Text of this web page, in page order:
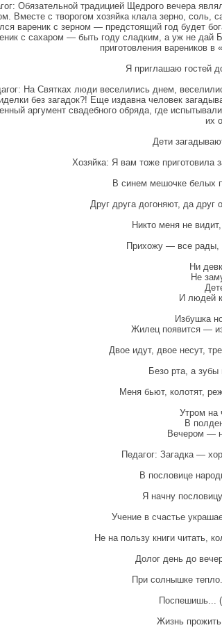
Обязательной традицией Щедрого вечера
Вместе с творогом хозяйка клала зерно,
вареник с зерном — предстоящий год будет
с сахаром — быть году сладким, а уж не дай
приготовления вареников
Я приглашаю гостей
На Святках люди веселились днем,
без загадок?! Еще издавна человек
аргумент свадебного обряда, где
их
Дети
Хозяйка: Я вам тоже приготовила
В синем мешочке белых
Друг друга догоняют, да друг
Никто меня не
Прихожу — все
Ни
Не
И людей
Избушка
Жилец появится —
Двое идут, двое несут,
Безо рта, а
Меня бьют, колотят,
Утром на
В
Вечером —
Педагог: Загадка —
В пословице
Я начну
Учение в счастье
Не на пользу книги читать,
Долог день до
При солнышке
Поспешишь...
Жизнь